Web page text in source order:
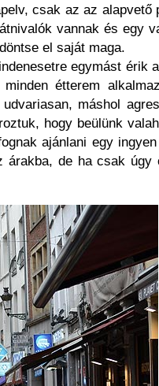
csak az az
vannak és egy
el saját maga.
egymást érik
étterem
máshol
hogy beülünk
ajánlani egy
de ha csak úgy